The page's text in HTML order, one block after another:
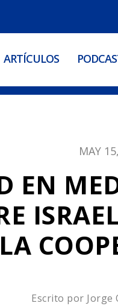
ARTÍCULOS
MAY
EN
LA
Escrito por Jorge